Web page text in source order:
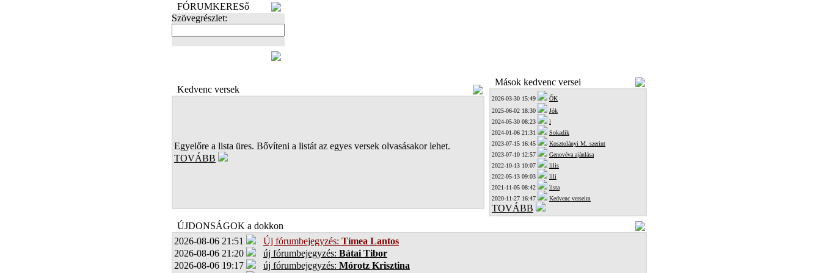
FÓRUMKERESő
Szövegrészlet:
Kedvenc versek
Egyelőre a lista üres. Bővíteni a listát az egyes versek olvasásakor lehet.
TOVÁBB
Mások kedvenc versei
2026-03-30 15:49
ŐK
2025-06-02 18:30
Jók
2024-05-30 08:23
l
2024-01-06 21:31
Sokadik
2023-07-15 16:45
Kosztolányi M. szerint
2023-07-10 12:57
Genovéva ajánlása
2022-10-13 10:07
lilis
2022-05-13 09:03
lili
2021-11-05 08:42
lista
2020-11-27 16:47
Kedvenc verseim
TOVÁBB
ÚJDONSÁGOK a dokkon
2026-08-06 21:51
Új fórumbejegyzés: Tímea Lantos
2026-08-06 21:20
új fórumbejegyzés: Bátai Tibor
2026-08-06 19:17
új fórumbejegyzés: Mórotz Krisztina